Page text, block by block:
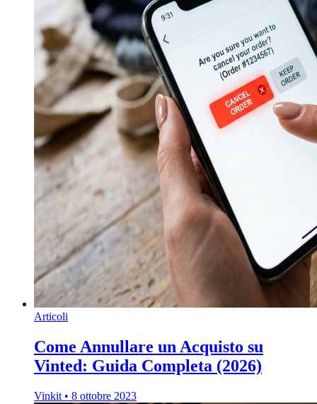
Articoli
Come Annullare un Acquisto su
Vinted: Guida Completa (2026)
Vinkit • 8 ottobre 2023